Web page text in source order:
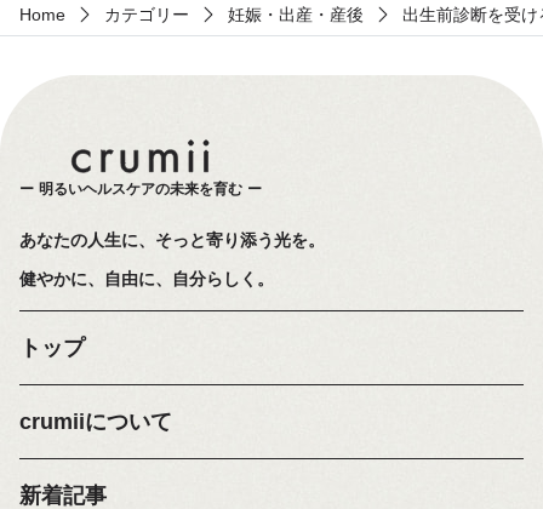
Home カテゴリー 妊娠・出産・産後 出生前診断を受
明るいヘルスケアの未来を育む
あなたの人生に、そっと寄り添う光を。
健やかに、自由に、自分らしく。
トップ
crumiiについて
新着記事